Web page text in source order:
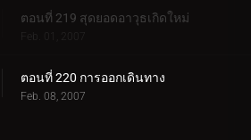
ตอนที่ 219 สุดยอดอาวุธเกิดใหม่
Feb. 01, 2007
ตอนที่ 220 การออกเดินทาง
Feb. 08, 2007